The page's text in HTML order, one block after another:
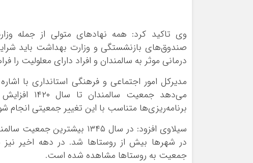
وی تاکید کرد:‌ همه نهادهای متولی از جمله
صندوق‌های بازنشستگی و وزارت بهداشت باید
درمانی موثر به سالمندان و افراد دارای معلولیت را
مدیرکل امور اجتماعی و فرهنگی استانداری با
برنامه‌ریزی‌ها متناسب با این تغییر جمعیتی انجام
در شهرها بیش از روستاها شد. در دهه اخیر
جمعیت به روستاها مشاهده شده است.